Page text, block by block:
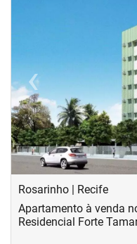
‹Previous
Rosarinho | Recife
Apartamento à venda
Residencial Forte